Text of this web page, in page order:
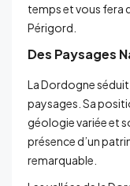
temps et vous fera
Périgord.
Des Paysages
La Dordogne séduit
paysages. Sa
géologie variée et
présence d’un
remarquable.